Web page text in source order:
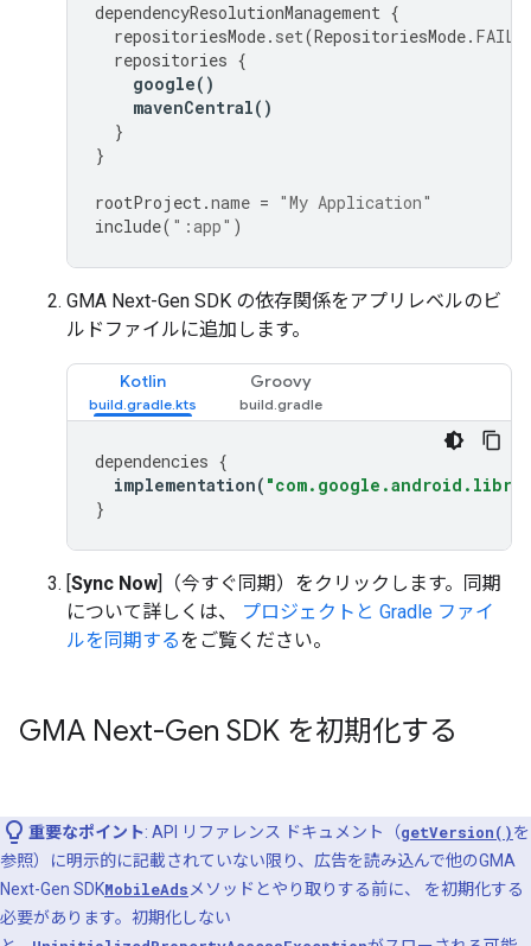
dependencyResolutionManagement {
repositoriesMode. set(RepositoriesMode.
repositories {
google()
mavenCentral()
}
}
rootProject.name = "My Application"
include( ":app" )
GMA Next-Gen SDK の依存関係をアプリレベルのビ
ルドファイルに追加します。
Kotlin Groovy
dependencies {
implementation(
}
[Sync Now]（今すぐ同期）をクリックします。同期
について詳しくは、
プロジェクトと Gradle ファイ
ルを同期するをご覧ください。
GMA Next-Gen SDK を初期化する
重要なポイント: API リファレンス ドキュメント（getVersion()を
参照）に明示的に記載されていない限り、広告を読み込んで他のGMA
Next-Gen SDKMobileAds メソッドとやり取りする前に、 を初期化する
必要があります。初期化しない